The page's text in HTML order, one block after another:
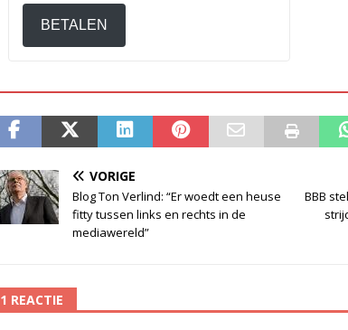
BETALEN
VORIGE
Blog Ton Verlind: “Er woedt een heuse
fitty tussen links en rechts in de
mediawereld”
BBB
1 REACTIE